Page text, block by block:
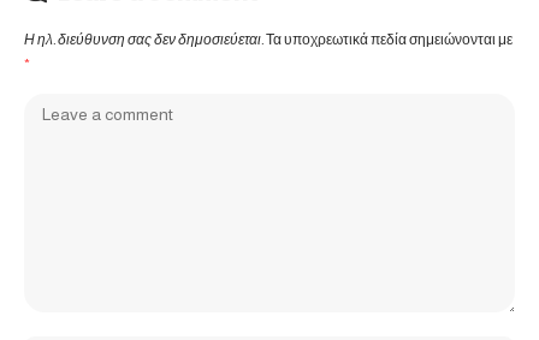
Η ηλ. διεύθυνση σας δεν δημοσιεύεται. Τα υποχρεωτικά πεδία σημειώνονται με
*